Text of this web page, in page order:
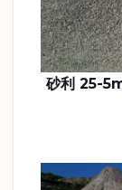
砂利 25-